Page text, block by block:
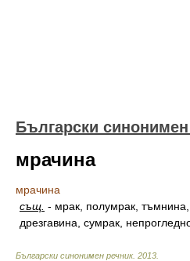
Български
мрачина
мрачина
същ. - мрак, полумрак,
дрезгавина, сумрак,
Български синонимен речник. 2013